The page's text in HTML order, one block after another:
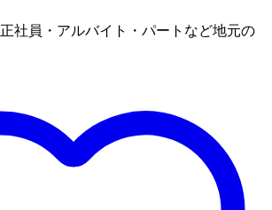
正社員・アルバイト・パートなど地元の